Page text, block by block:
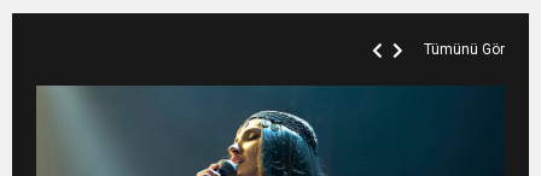
Tümünü Gör